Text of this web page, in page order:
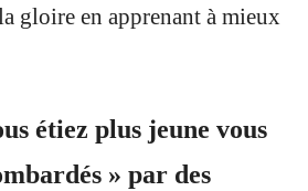
gloire en apprenant à mieux
étiez plus jeune vous
» par des